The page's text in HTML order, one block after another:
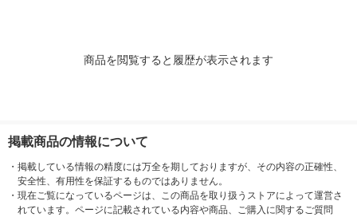
商品を閲覧すると履歴が表示されます
掲載商品の情報について
・ 掲載している情報の精度には万全を期しておりますが、その内容の正確性、
安全性、有用性を保証するものではありません。
・ 現在ご覧になっているページは、この商品を取り扱うストアによって運営さ
れています。ページに記載されている内容や商品、ご購入に関するご質問